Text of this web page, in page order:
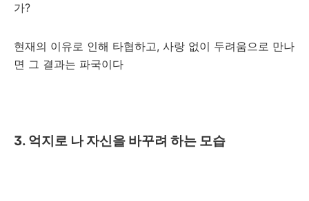
가?
현재의 이유로 인해 타협하고, 사랑 없이 두려움으로 만나
면 그 결과는 파국이다
3. 억지로 나 자신을 바꾸려 하는 모습